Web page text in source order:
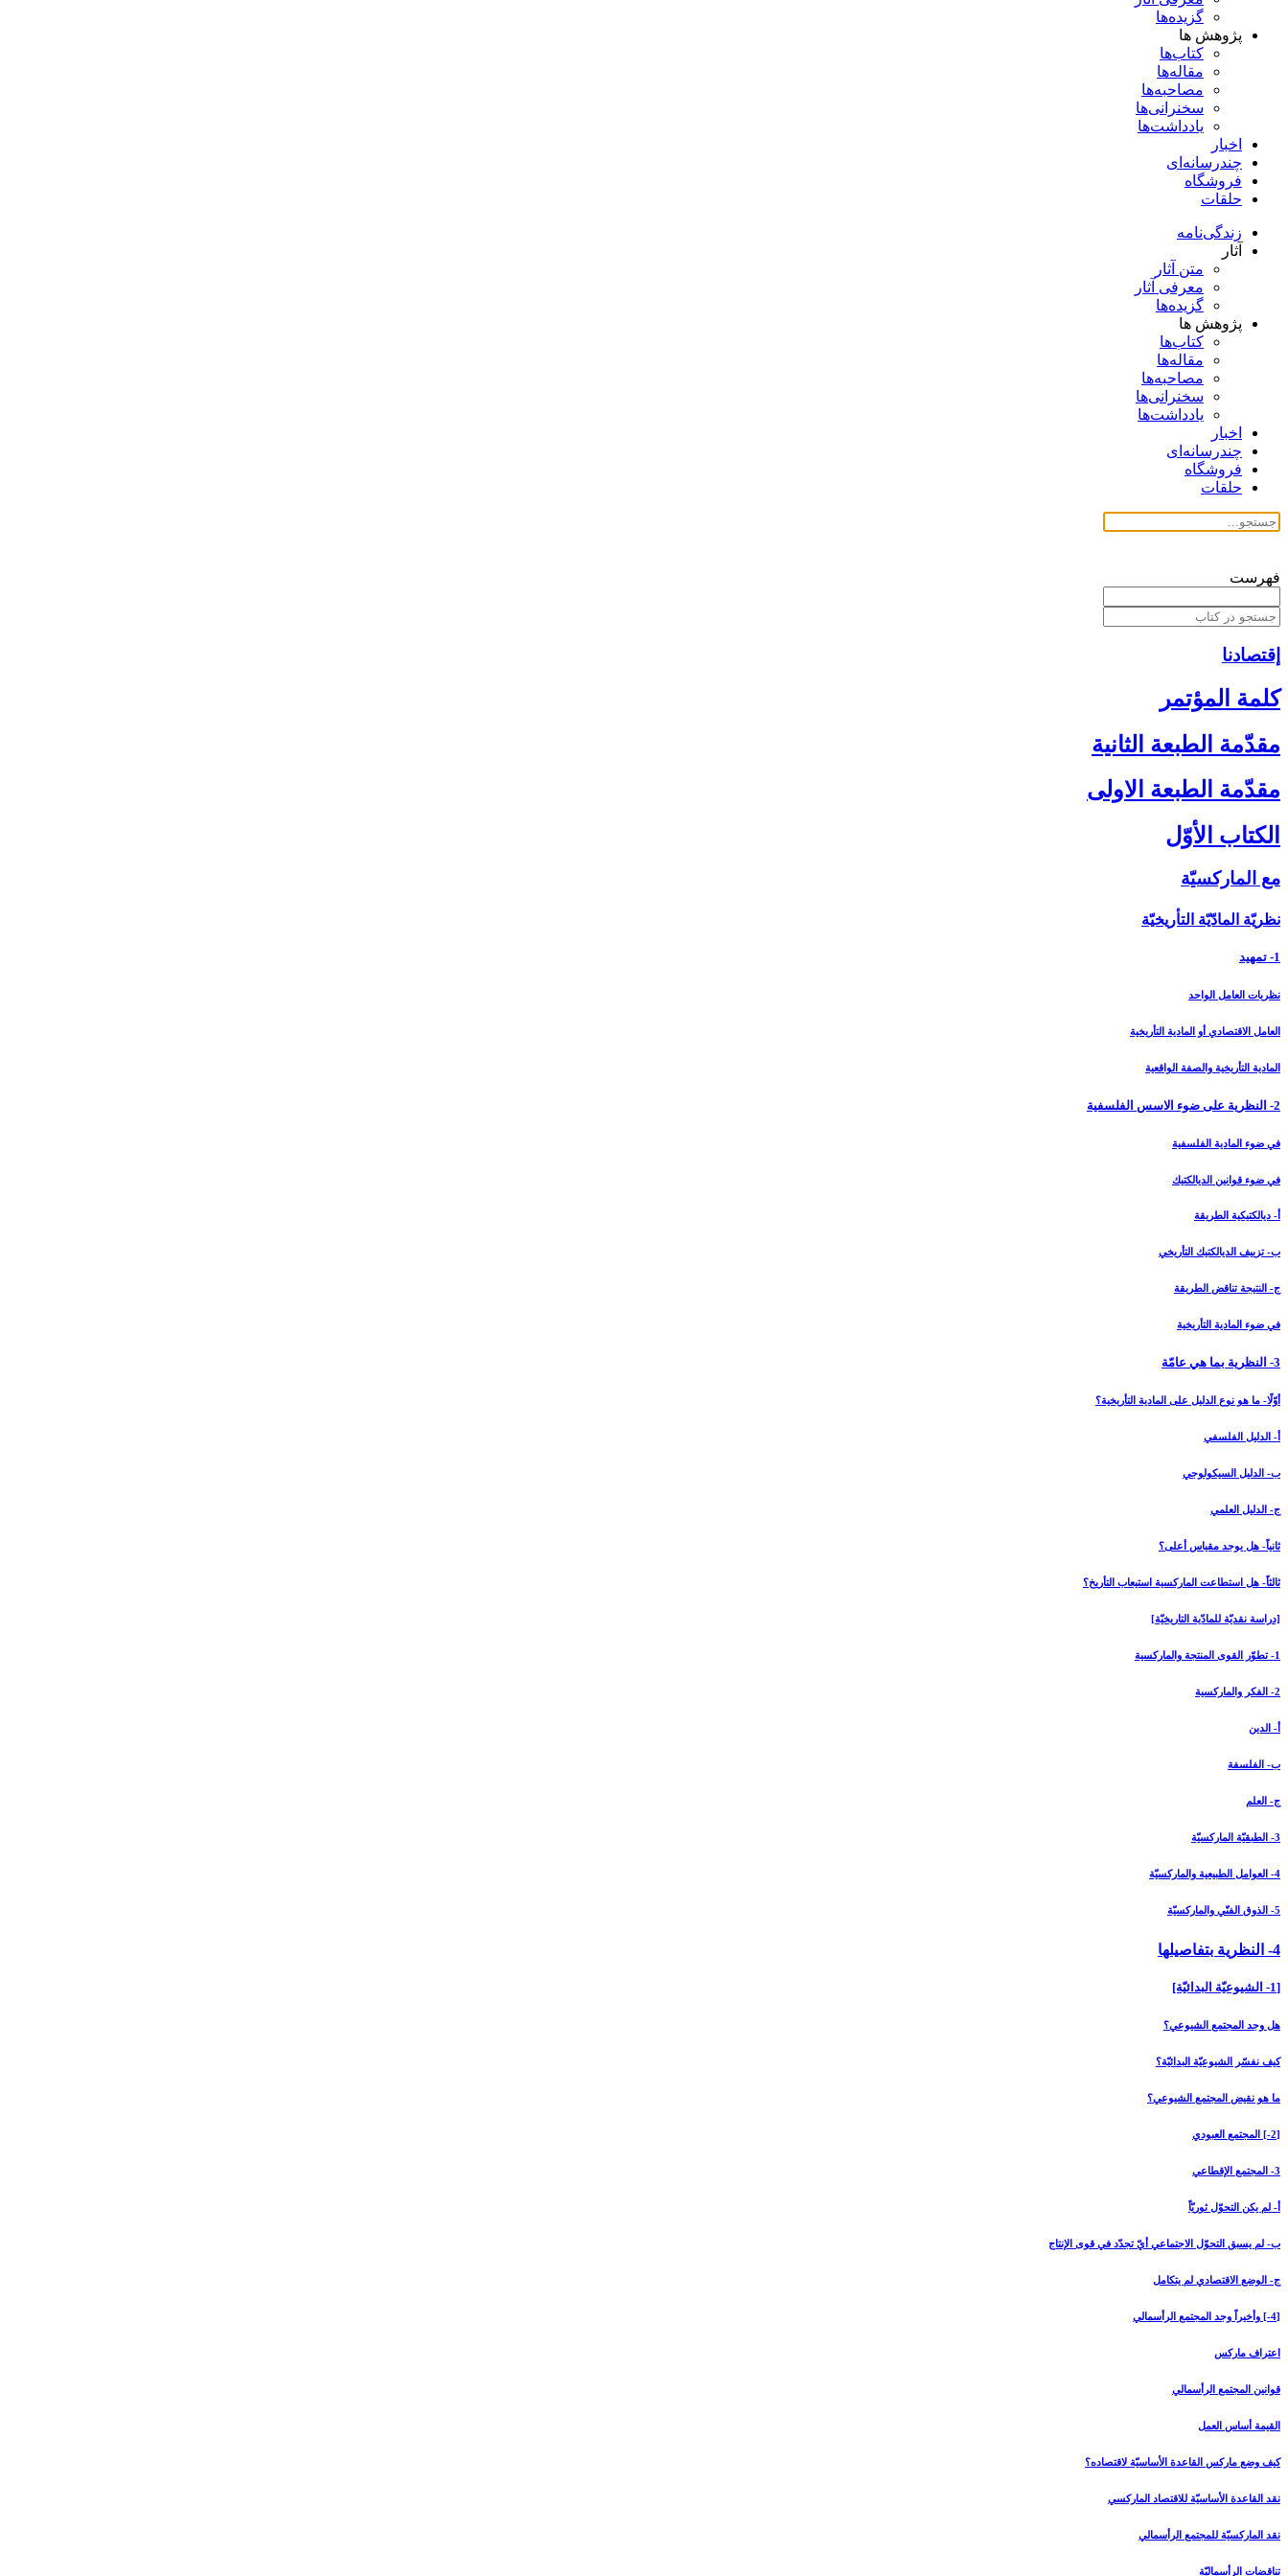
گزیده‌ها
پژوهش ها
کتاب‌ها
مقاله‌ها
مصاحبه‌ها
سخنرانی‌ها
یادداشت‌ها
اخبار
چندرسانه‌ای
فروشگاه
حلقات
زندگی‌نامه
آثار
متن آثار
معرفی آثار
گزیده‌ها
پژوهش ها
کتاب‌ها
مقاله‌ها
مصاحبه‌ها
سخنرانی‌ها
یادداشت‌ها
اخبار
چندرسانه‌ای
فروشگاه
حلقات
فهرست
إقتصادنا
كلمة المؤتمر
مقدّمة الطبعة الثانية
مقدّمة الطبعة الاولى‏
الكتاب الأوّل‏
مع الماركسيّة
نظريّة المادّيّة التأريخيّة
1- تمهيد
نظريات العامل الواحد
العامل الاقتصادي أو المادية التأريخية
المادية التأريخية والصفة الواقعية
2- النظرية على ضوء الاسس الفلسفية
في ضوء المادية الفلسفية
في ضوء قوانين الديالكتيك
أ- ديالكتيكية الطريقة
ب- تزييف الديالكتيك التأريخي
ج- النتيجة تناقض الطريقة
في ضوء المادية التأريخية
3- النظرية بما هي عامّة
أوّلًا- ما هو نوع الدليل على المادية التأريخية؟
أ- الدليل الفلسفي
ب- الدليل السيكولوجي
ج- الدليل العلمي
ثانياً- هل يوجد مقياس أعلى؟
ثالثاً- هل استطاعت الماركسية استيعاب التأريخ؟
[دراسة نقديّة للمادّية التاريخيّة]
1- تطوّر القوى المنتجة والماركسية
2- الفكر والماركسية
أ- الدين
ب- الفلسفة
ج- العلم
3- الطبقيّة الماركسيّة
4- العوامل الطبيعية والماركسيّة
5- الذوق الفنّي والماركسيّة
4- النظرية بتفاصيلها
[1- الشيوعيّة البدائيّة]
هل وجد المجتمع الشيوعي؟
كيف نفسّر الشيوعيّة البدائيّة؟
ما هو نقيض المجتمع الشيوعي؟
[2-] المجتمع العبودي‏
3- المجتمع الإقطاعي‏
أ- لم يكن التحوّل ثوريّاً
ب- لم يسبق التحوّل الاجتماعي أيّ تجدّد في قوى الإنتاج
ج- الوضع الاقتصادي لم يتكامل
[4-] وأخيراً وجد المجتمع الرأسمالي‏
اعتراف ماركس
قوانين المجتمع الرأسمالي
القيمة أساس العمل
كيف وضع ماركس القاعدة الأساسيّة لاقتصاده؟
نقد القاعدة الأساسيّة للاقتصاد الماركسي
نقد الماركسيّة للمجتمع الرأسمالي
تناقضات الرأسماليّة